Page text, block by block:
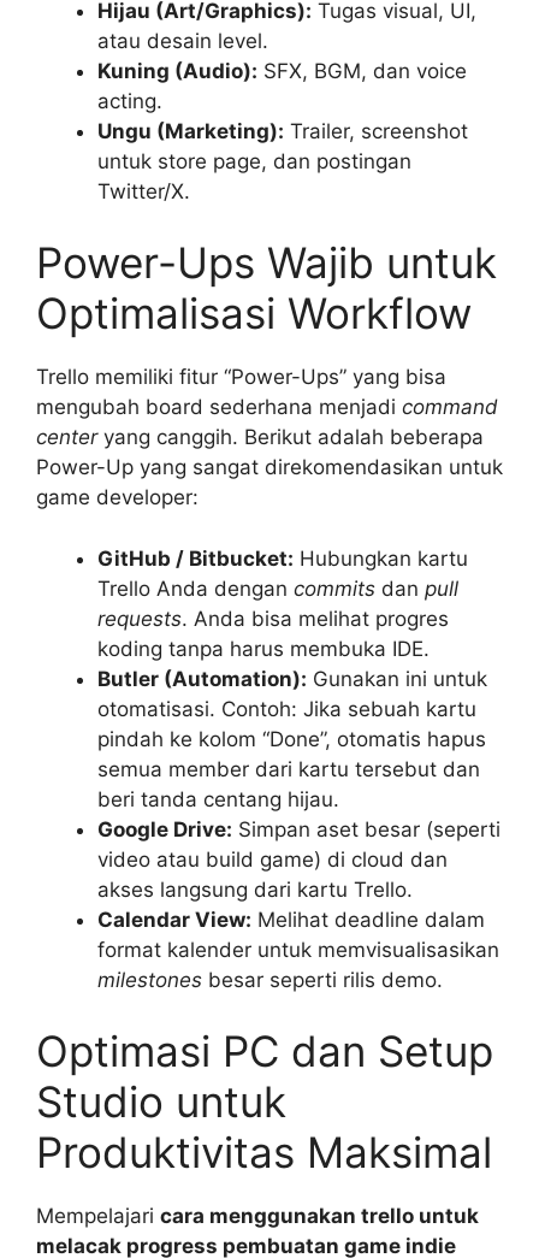
Hijau (Art/Graphics): Tugas visual, UI,
atau desain level.
Kuning (Audio): SFX, BGM, dan voice
acting.
Ungu (Marketing): Trailer, screenshot
untuk store page, dan postingan
Twitter/X.
Power-Ups Wajib untuk
Optimalisasi Workflow
Trello memiliki fitur “Power-Ups” yang bisa
mengubah board sederhana menjadi command
centeryang canggih. Berikut adalah beberapa
Power-Up yang sangat direkomendasikan untuk
game developer:
GitHub / Bitbucket: Hubungkan kartu
Trello Anda dengan commits dan pull
requests. Anda bisa melihat progres
koding tanpa harus membuka IDE.
Butler (Automation): Gunakan ini untuk
otomatisasi. Contoh: Jika sebuah kartu
pindah ke kolom “Done”, otomatis hapus
semua member dari kartu tersebut dan
beri tanda centang hijau.
Google Drive: Simpan aset besar (seperti
video atau build game) di cloud dan
akses langsung dari kartu Trello.
Calendar View: Melihat deadline dalam
format kalender untuk memvisualisasikan
milestones besar seperti rilis demo.
Optimasi PC dan Setup
Studio untuk
Produktivitas Maksimal
Mempelajari cara menggunakan trello untuk
melacak progress pembuatan game indie